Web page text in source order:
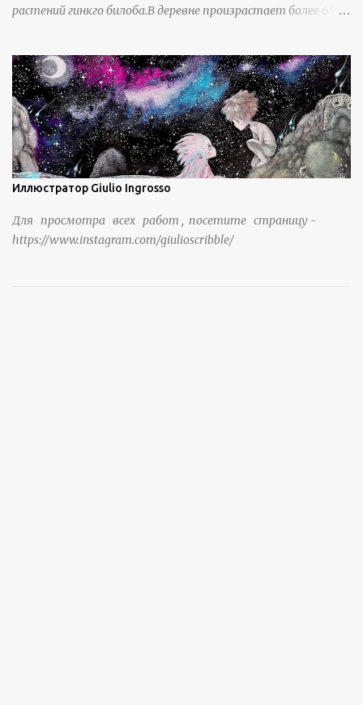
растений гинкго билоба.В деревне произрастает более 6800
тысячи лет. источник
https://www.sohu.com/a/951672917_121984853
Иллюстратор Giulio Ingrosso
Для просмотра всех работ , посетите страницу -
https://www.instagram.com/giulioscribble/